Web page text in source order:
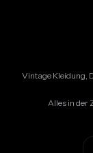
Vintage Kleidung,
Alles in der